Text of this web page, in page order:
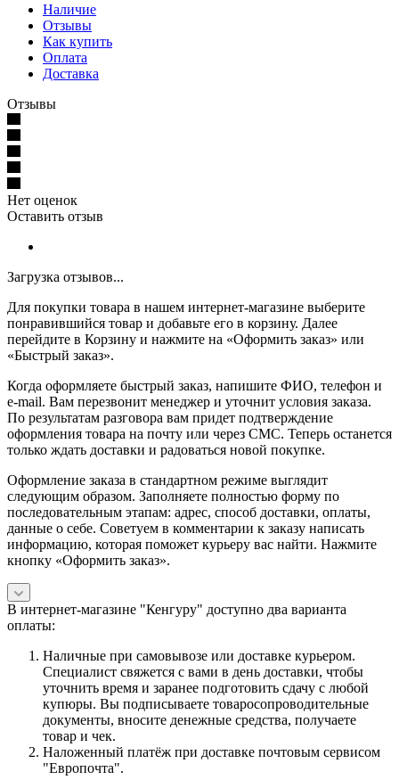
Наличие
Отзывы
Как купить
Оплата
Доставка
Отзывы
Нет оценок
Оставить отзыв
Загрузка отзывов...
Для покупки товара в нашем интернет-магазине выберите
понравившийся товар и добавьте его в корзину. Далее
перейдите в Корзину и нажмите на «Оформить заказ» или
«Быстрый заказ».
Когда оформляете быстрый заказ, напишите ФИО, телефон и
e-mail. Вам перезвонит менеджер и уточнит условия заказа.
По результатам разговора вам придет подтверждение
оформления товара на почту или через СМС. Теперь останется
только ждать доставки и радоваться новой покупке.
Оформление заказа в стандартном режиме выглядит
следующим образом. Заполняете полностью форму по
последовательным этапам: адрес, способ доставки, оплаты,
данные о себе. Советуем в комментарии к заказу написать
информацию, которая поможет курьеру вас найти. Нажмите
кнопку «Оформить заказ».
В интернет-магазине "Кенгуру" доступно два варианта
оплаты:
Наличные при самовывозе или доставке курьером.
Специалист свяжется с вами в день доставки, чтобы
уточнить время и заранее подготовить сдачу с любой
купюры. Вы подписываете товаросопроводительные
документы, вносите денежные средства, получаете
товар и чек.
Наложенный платёж при доставке почтовым сервисом
"Европочта".